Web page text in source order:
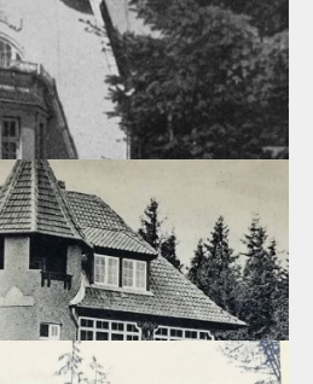
проспект Победы, 3
важное значение имело
здания, типовое
изначально и даже сходные
архитектурным
и гармонией
ул.Нахимова, 19
элегантная в своей простоте -